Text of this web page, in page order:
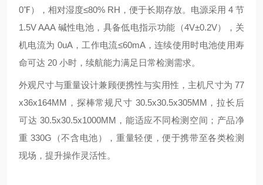
0℉），相对湿度≤80% RH，便于长期存放。电源采用 4 节
1.5V AAA 碱性电池，具备低电指示功能（4V±0.2V），关
机电流为 0uA，工作电流≤60mA，连续使用时电池使用寿
命可达 20 小时，续航能力满足日常检测需求。
外观尺寸与重量设计兼顾便携性与实用性，主机尺寸为 77
x36x164MM，探棒常规尺寸 30.5x30.5x305MM，拉长后
可达 30.5x30.5x1000MM，能适应不同检测空间；产品净
重 330G（不含电池），重量轻便，便于携带至各类检测
现场，提升操作灵活性。